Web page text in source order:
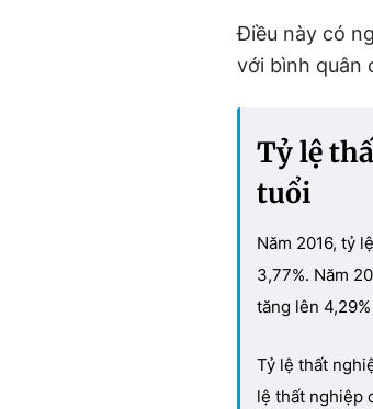
Điều này có
với bình quân
Tỷ lệ
tuổi
Năm 2016, tỷ
3,77%. Năm
tăng lên
Tỷ lệ thất
lệ thất nghiệp